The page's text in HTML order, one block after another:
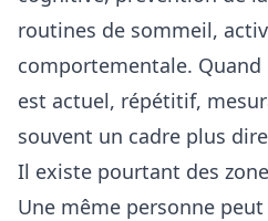
routines de sommeil,
comportementale.
est actuel, répétitif,
souvent un cadre plus
Il existe pourtant des
Une même personne